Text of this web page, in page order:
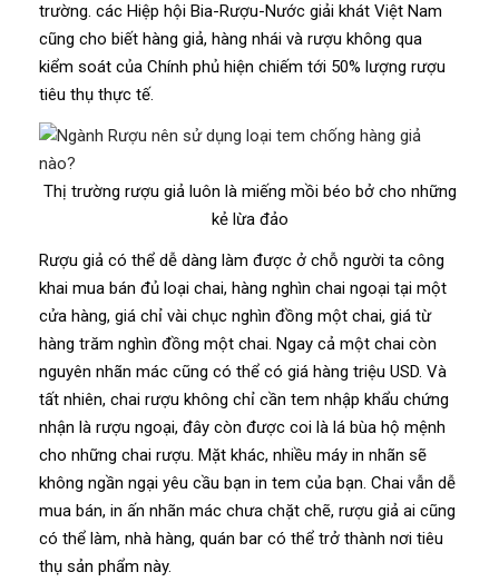
trường. các Hiệp hội Bia-Rượu-Nước giải khát Việt Nam
cũng cho biết hàng giả, hàng nhái và rượu không qua
kiểm soát của Chính phủ hiện chiếm tới 50% lượng rượu
tiêu thụ thực tế.
Thị trường rượu giả luôn là miếng mồi béo bở cho những
kẻ lừa đảo
Rượu giả có thể dễ dàng làm được ở chỗ người ta công
khai mua bán đủ loại chai, hàng nghìn chai ngoại tại một
cửa hàng, giá chỉ vài chục nghìn đồng một chai, giá từ
hàng trăm nghìn đồng một chai. Ngay cả một chai còn
nguyên nhãn mác cũng có thể có giá hàng triệu USD. Và
tất nhiên, chai rượu không chỉ cần tem nhập khẩu chứng
nhận là rượu ngoại, đây còn được coi là lá bùa hộ mệnh
cho những chai rượu. Mặt khác, nhiều máy in nhãn sẽ
không ngần ngại yêu cầu bạn in tem của bạn. Chai vẫn dễ
mua bán, in ấn nhãn mác chưa chặt chẽ, rượu giả ai cũng
có thể làm, nhà hàng, quán bar có thể trở thành nơi tiêu
thụ sản phẩm này.